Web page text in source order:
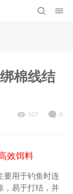
棉线结
107 0
效饵料
要用于钓鱼时连
，易于打结，并